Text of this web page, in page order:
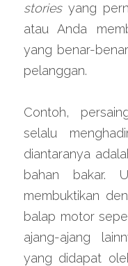
stories yang
atau Anda
yang benar-
pelanggan.
Contoh,
selalu
diantaranya
bahan bakar.
membuktikan
balap motor
ajang-ajang
yang didapat